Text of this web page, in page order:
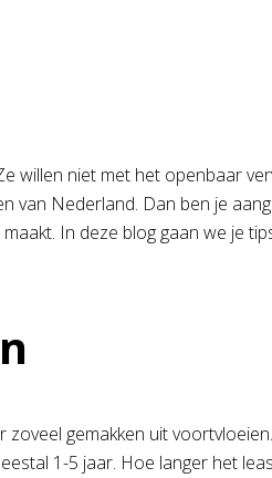
willen niet met het openbaar
van Nederland. Dan ben je
In deze blog gaan we je
gemakken uit
1-5 jaar. Hoe langer het